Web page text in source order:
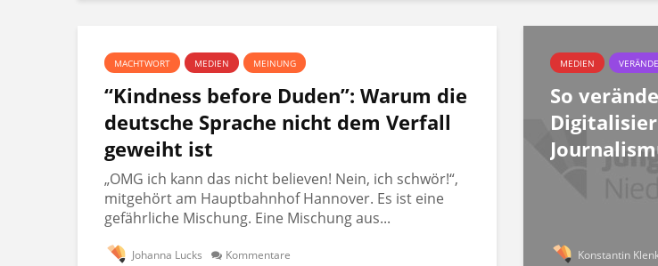
MACHTWORT MEDIEN MEINUNG
“Kindness before Duden”: Warum die
deutsche Sprache nicht dem Verfall
geweiht ist
„OMG ich kann das nicht believen! Nein, ich schwör!“,
mitgehört am Hauptbahnhof Hannover. Es ist eine
gefährliche Mischung. Eine Mischung aus...
Johanna Lucks Kommentare
MEDIEN
So
Konstantin